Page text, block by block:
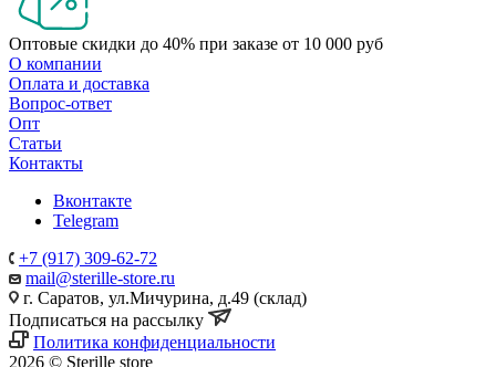
Оптовые скидки до 40% при заказе от 10 000 руб
О компании
Оплата и доставка
Вопрос-ответ
Опт
Статьи
Контакты
Вконтакте
Telegram
+7 (917) 309-62-72
mail@sterille-store.ru
г. Саратов, ул.Мичурина, д.49 (склад)
Подписаться на рассылку
Политика конфиденциальности
2026 © Sterille store